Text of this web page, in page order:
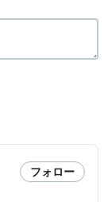
フォロー